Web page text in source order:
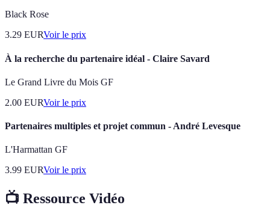
Black Rose
3.29 EURVoir le prix
À la recherche du partenaire idéal - Claire Savard
Le Grand Livre du Mois GF
2.00 EURVoir le prix
Partenaires multiples et projet commun - André Levesque
L'Harmattan GF
3.99 EURVoir le prix
📺 Ressource Vidéo